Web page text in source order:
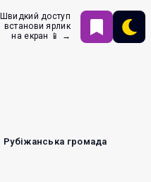
Швидкий доступ
встанови ярлик
на екран 📱 →
Рубіжанська громада